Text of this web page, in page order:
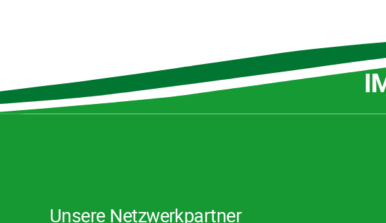
Unsere Netzwerkpartner